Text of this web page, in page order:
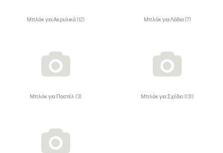
Μπλόκ για Ακρυλικά (12) Μπλόκ για Λάδια (7)
Μπλόκ για Παστέλ (3) Μπλόκ για Σχέδιο (131)